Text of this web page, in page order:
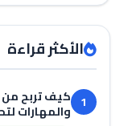
الأكثر قراءة
1 كيف تربح من
والمهارات